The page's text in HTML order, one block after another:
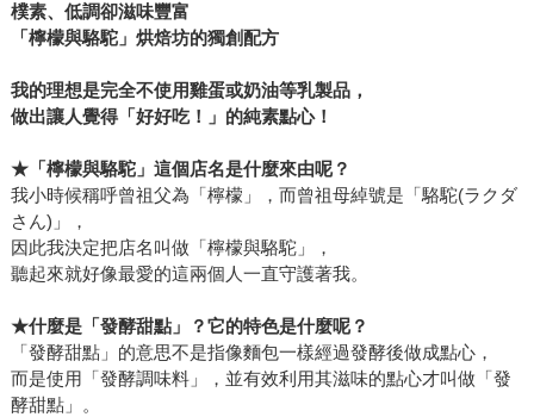
樸素、低調卻滋味豐富
「檸檬與駱駝」烘焙坊的獨創配方
我的理想是完全不使用雞蛋或奶油等乳製品，
做出讓人覺得「好好吃！」的純素點心！
★「檸檬與駱駝」這個店名是什麼來由呢？
我小時候稱呼曾祖父為「檸檬」，而曾祖母綽號是「駱駝(ラクダ
さん)」，
因此我決定把店名叫做「檸檬與駱駝」，
聽起來就好像最愛的這兩個人一直守護著我。
★什麼是「發酵甜點」？它的特色是什麼呢？
「發酵甜點」的意思不是指像麵包一樣經過發酵後做成點心，
而是使用「發酵調味料」，並有效利用其滋味的點心才叫做「發
酵甜點」。